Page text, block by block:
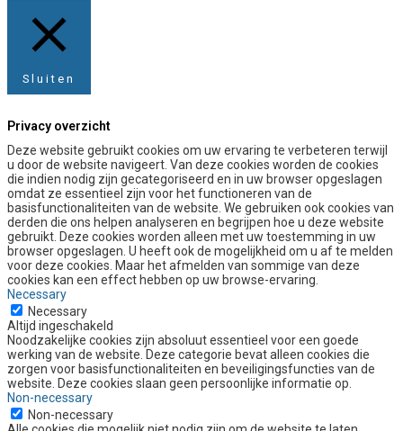
Sluiten
Privacy overzicht
Deze website gebruikt cookies om uw ervaring te verbeteren terwijl
u door de website navigeert. Van deze cookies worden de cookies
die indien nodig zijn gecategoriseerd en in uw browser opgeslagen
omdat ze essentieel zijn voor het functioneren van de
basisfunctionaliteiten van de website. We gebruiken ook cookies van
derden die ons helpen analyseren en begrijpen hoe u deze website
gebruikt. Deze cookies worden alleen met uw toestemming in uw
browser opgeslagen. U heeft ook de mogelijkheid om u af te melden
voor deze cookies. Maar het afmelden van sommige van deze
cookies kan een effect hebben op uw browse-ervaring.
Necessary
Necessary
Altijd ingeschakeld
Noodzakelijke cookies zijn absoluut essentieel voor een goede
werking van de website. Deze categorie bevat alleen cookies die
zorgen voor basisfunctionaliteiten en beveiligingsfuncties van de
website. Deze cookies slaan geen persoonlijke informatie op.
Non-necessary
Non-necessary